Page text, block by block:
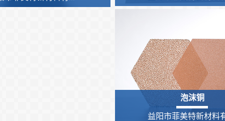
泡沫铜
益阳市菲美特新材料